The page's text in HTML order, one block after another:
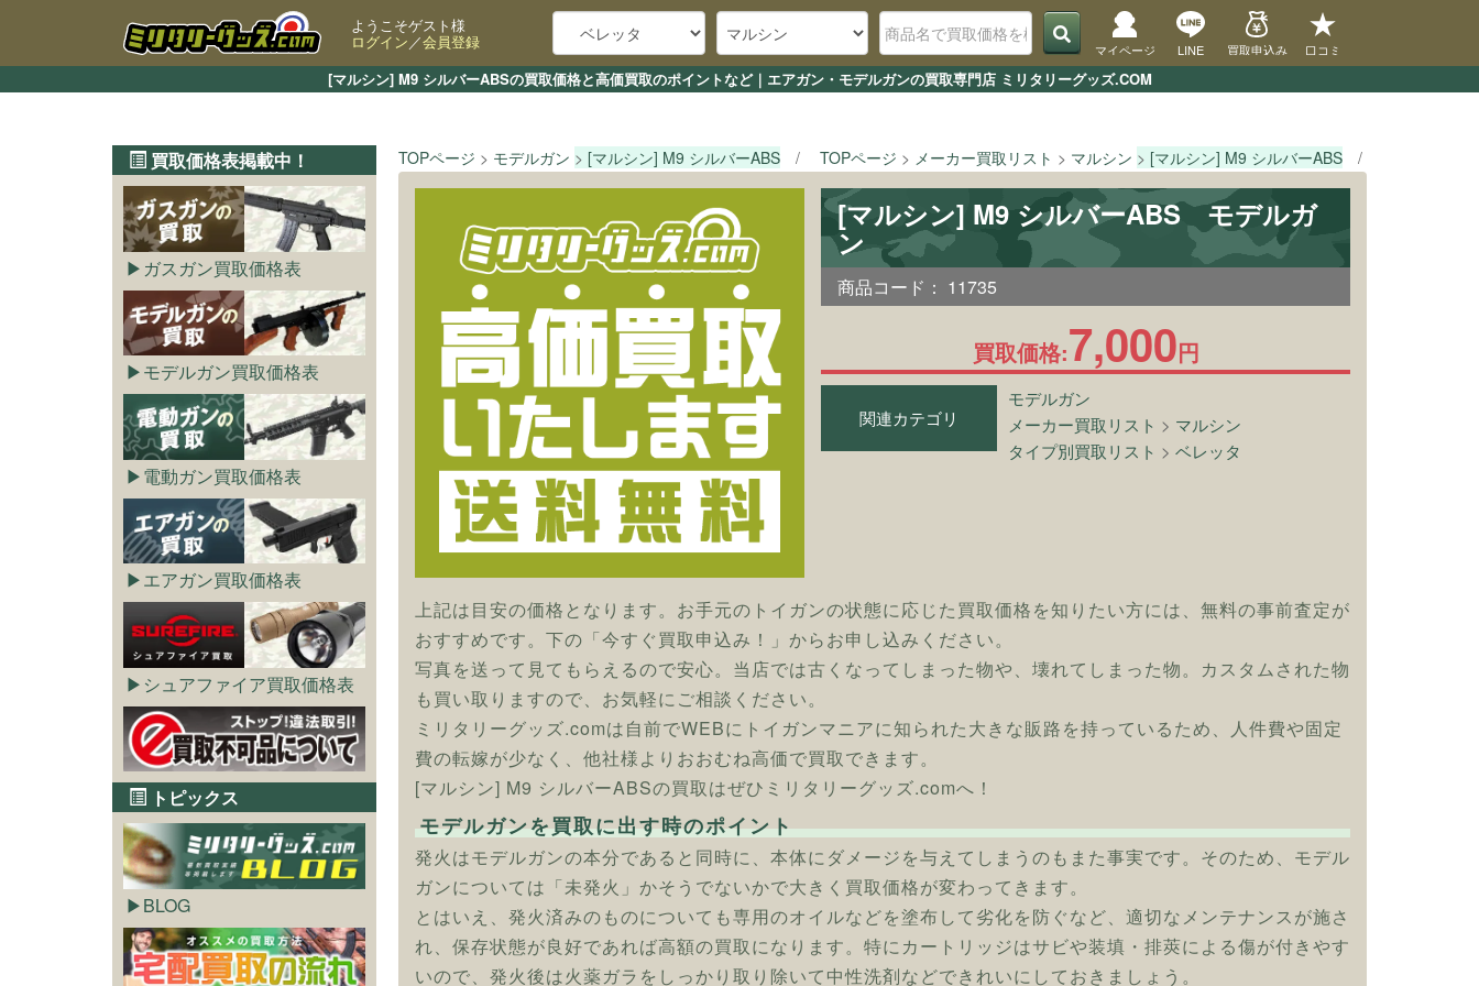
[マルシン] M9 シルバーABSの買取価格と高価買取のポイントなど｜エアガン・モデルガンの買取専門店 ミリタリーグッズ.COM
ようこそゲスト様
ログイン／会員登録 マイページ LINE 買取申込み 口コミ
TOPページ モデルガン [マルシン] M9 シルバーABS TOPページ メーカー買取リスト マルシン [マルシン] M9 シルバーABS
[マルシン] M9 シルバーABS モデルガ
ン
商品コード： 11735
買取価格:7,000円
関連カテゴリ
モデルガン
メーカー買取リスト > マルシン
タイプ別買取リスト >ベレッタ
上記は目安の価格となります。お手元のトイガンの状態に応じた買取価格を知りたい方には、無料の事前査定が
おすすめです。下の「今すぐ買取申込み！」からお申し込みください。
写真を送って見てもらえるので安心。当店では古くなってしまった物や、壊れてしまった物。カスタムされた物
も買い取りますので、お気軽にご相談ください。
ミリタリーグッズ.comは自前でWEBにトイガンマニアに知られた大きな販路を持っているため、人件費や固定
費の転嫁が少なく、他社様よりおおむね高価で買取できます。
[マルシン] M9 シルバーABSの買取はぜひミリタリーグッズ.comへ！
モデルガンを買取に出す時のポイント
発火はモデルガンの本分であると同時に、本体にダメージを与えてしまうのもまた事実です。そのため、モデル
ガンについては「未発火」かそうでないかで大きく買取価格が変わってきます。
とはいえ、発火済みのものについても専用のオイルなどを塗布して劣化を防ぐなど、適切なメンテナンスが施さ
れ、保存状態が良好であれば高額の買取になります。特にカートリッジはサビや装填・排莢による傷が付きやす
いので、発火後は火薬ガラをしっかり取り除いて中性洗剤などできれいにしておきましょう。
買取価格表掲載中！
ガスガン買取価格表
モデルガン買取価格表
電動ガン買取価格表
エアガン買取価格表
シュアファイア買取価格表
トピックス
BLOG